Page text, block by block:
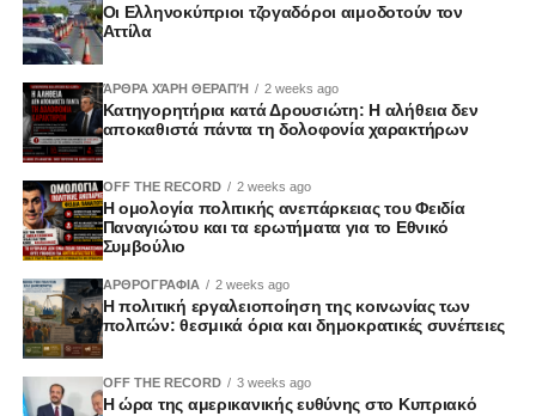
Οι Ελληνοκύπριοι τζογαδόροι αιμοδοτούν τον
Αττίλα
ΆΡΘΡΑ ΧΆΡΗ ΘΕΡΑΠΉ 2 weeks ago
Κατηγορητήρια κατά Δρουσιώτη: Η αλήθεια δεν
αποκαθιστά πάντα τη δολοφονία χαρακτήρων
OFF THE RECORD 2 weeks ago
Η ομολογία πολιτικής ανεπάρκειας του Φειδία
Παναγιώτου και τα ερωτήματα για το Εθνικό
Συμβούλιο
ΑΡΘΡΟΓΡΑΦΙΑ 2 weeks ago
Η πολιτική εργαλειοποίηση της κοινωνίας των
πολιτών: θεσμικά όρια και δημοκρατικές συνέπειες
OFF THE RECORD 3 weeks ago
Η ώρα της αμερικανικής ευθύνης στο Κυπριακό